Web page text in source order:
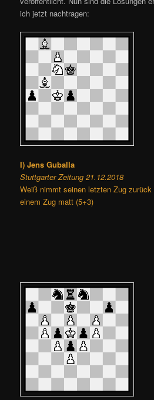
ich jetzt nachtragen:
I) Jens Guballa
Stuttgarter Zeitung 21.12.2018
Weiß nimmt seinen letzten Zug
einem Zug matt (5+3)